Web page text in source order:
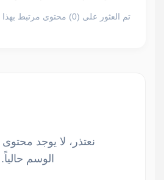
تم العثور على (0) محتوى مرتبط بهذا الوسم.
نعتذر، لا يوجد محتوى
الوسم حالياً.